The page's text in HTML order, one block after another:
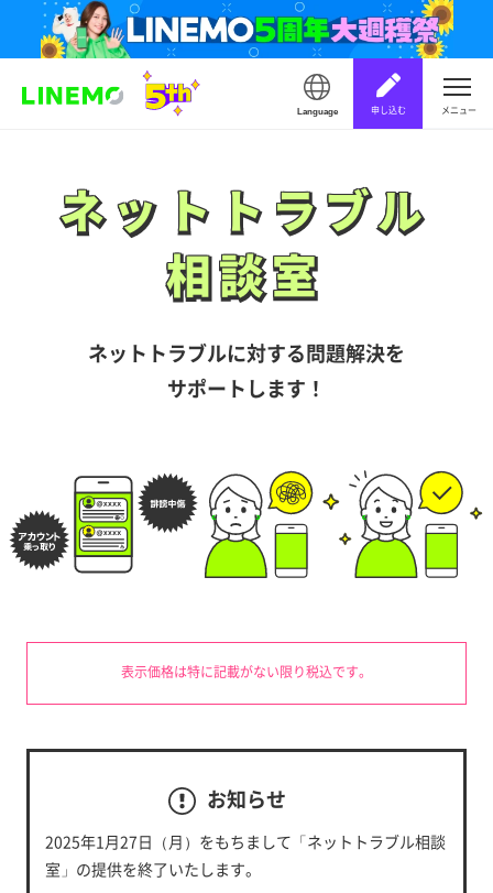
Language 申し込む メニュー
ネットトラブル
相談室
ネットトラブル
相談室
ネットトラブルに対する問題解決を
サポートします！
表示価格は特に記載がない限り税込です。
お知らせ
2025年1月27日（月）をもちまして「ネットトラブル相談
室」の提供を終了いたします。